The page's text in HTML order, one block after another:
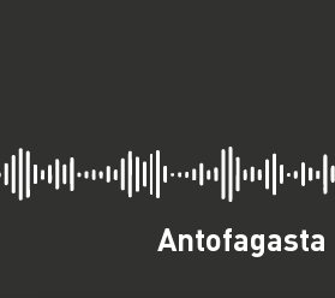
Antofagasta